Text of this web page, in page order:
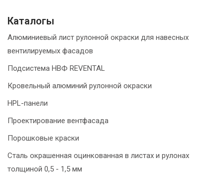
Каталогы
Алюминиевый лист рулонной окраски для навесных
вентилируемых фасадов
Подсистема НВФ REVENTAL
Кровельный алюминий рулонной окраски
HPL-панели
Проектирование вентфасада
Порошковые краски
Сталь окрашенная оцинкованная в листах и рулонах
толщиной 0,5 - 1,5 мм